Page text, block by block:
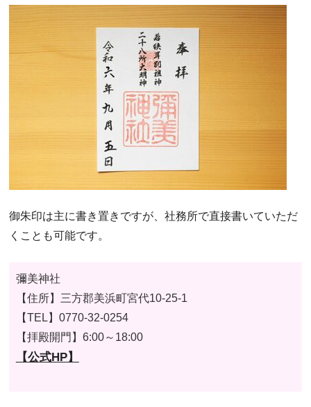
御朱印は主に書き置きですが、社務所で直接書いていただ
くことも可能です。
彌美神社
【住所】 三方郡美浜町宮代10-25-1
【TEL】 0770-32-0254
【拝殿開門】6:00～18:00
【公式HP】